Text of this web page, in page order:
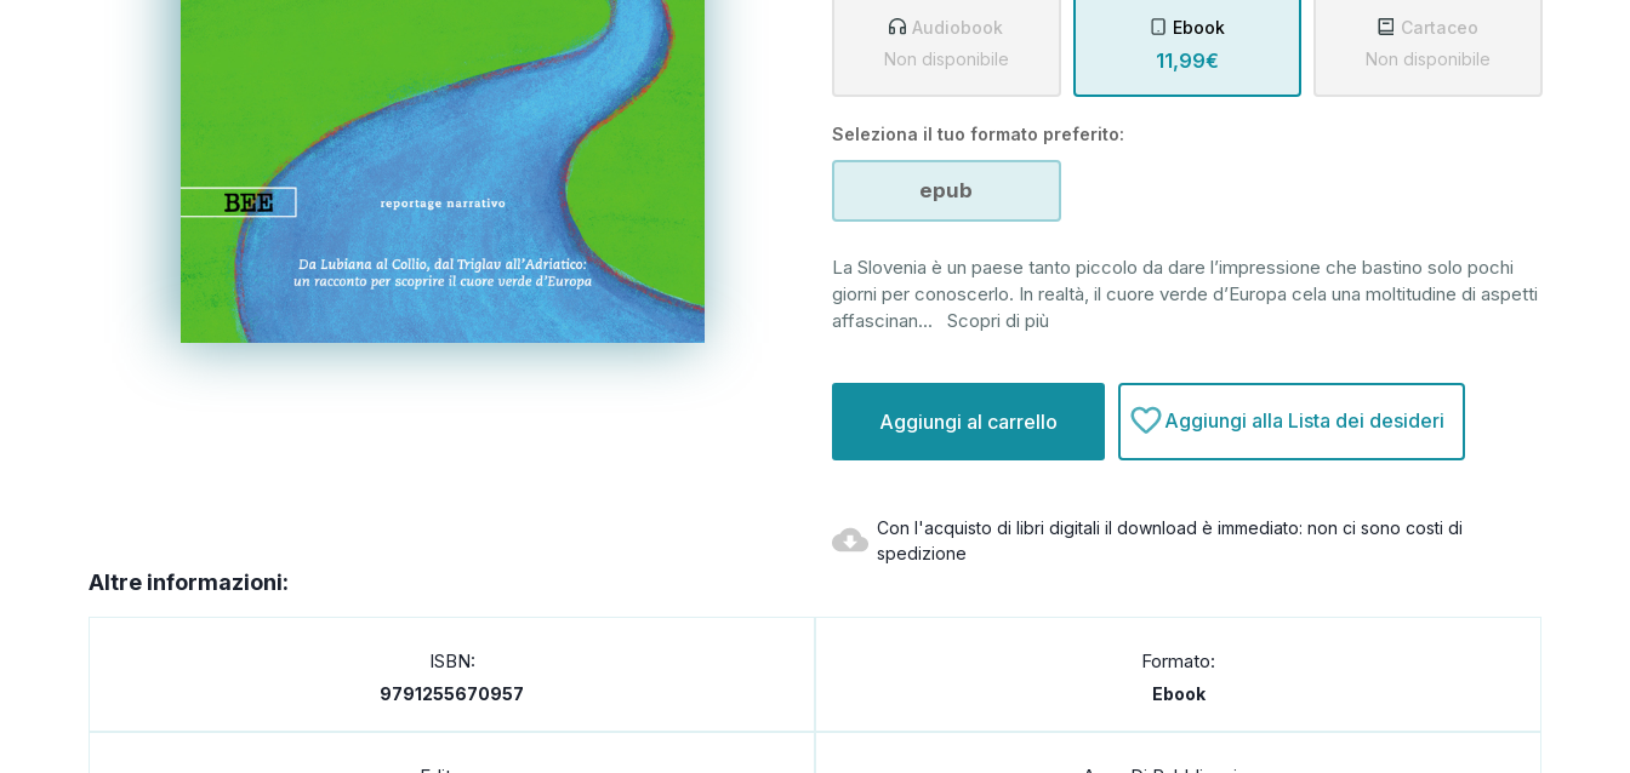
Audiobook
Non disponibile
Ebook
11,99€
Cartaceo
Non disponibile
Seleziona il tuo formato preferito:
epub
La Slovenia è un paese tanto piccolo da dare l’impressione che bastino solo pochi
giorni per conoscerlo. In realtà, il cuore verde d’Europa cela una moltitudine di aspetti
affascinan... Scopri di più
attuale:
Aggiungi alla Lista dei desideri
Con l'acquisto di libri digitali il download è immediato: non ci sono costi di
spedizione
Altre informazioni:
ISBN:
9791255670957
Formato:
Ebook